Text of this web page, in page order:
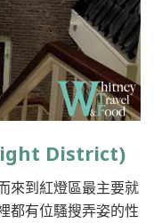
District)
來到紅燈區最主要就
都有位騷搜弄姿的性